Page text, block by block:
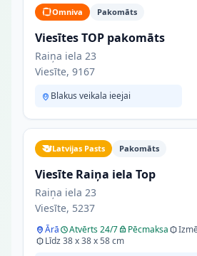
Omniva Pakomāts
Viesītes TOP pakomāts
Raiņa iela 23
Viesīte, 9167
Blakus veikala ieejai
Latvijas Pasts Pakomāts
Viesīte Raiņa iela Top
Raiņa iela 23
Viesīte, 5237
Ārā Atvērts 24/7 Pēcmaksa
Līdz 38 x 38 x 58 cm